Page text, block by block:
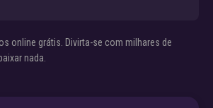
online grátis. Divirta-se com milhares de
nada.